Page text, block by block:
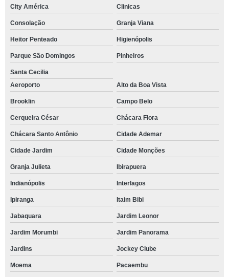
City América Clinicas
Consolação Granja Viana
Heitor Penteado Higienópolis
Parque São Domingos Pinheiros
Santa Cecilia
Aeroporto
Alto da Boa Vista
Brooklin Campo Belo
Cerqueira César Chácara Flora
Chácara Santo Antônio Cidade Ademar
Cidade Jardim Cidade Monções
Granja Julieta Ibirapuera
Indianópolis Interlagos
Ipiranga Itaim Bibi
Jabaquara Jardim Leonor
Jardim Morumbi Jardim Panorama
Jardins Jockey Clube
Moema Pacaembu